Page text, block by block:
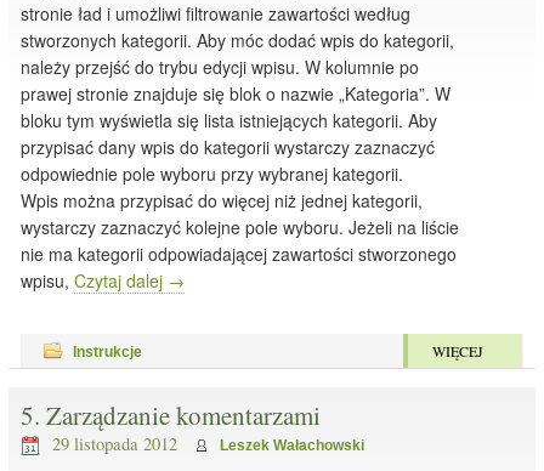
stronie ład i umożliwi filtrowanie zawartości według
stworzonych kategorii. Aby móc dodać wpis do kategorii,
należy przejść do trybu edycji wpisu. W kolumnie po
prawej stronie znajduje się blok o nazwie „Kategoria”. W
bloku tym wyświetla się lista istniejących kategorii. Aby
przypisać dany wpis do kategorii wystarczy zaznaczyć
odpowiednie pole wyboru przy wybranej kategorii.
Wpis można przypisać do więcej niż jednej kategorii,
wystarczy zaznaczyć kolejne pole wyboru. Jeżeli na liście
nie ma kategorii odpowiadającej zawartości stworzonego
wpisu,Czytaj dalej →
Instrukcje WIĘCEJ
5. Zarządzanie komentarzami
29 listopada 2012 Leszek Wałachowski